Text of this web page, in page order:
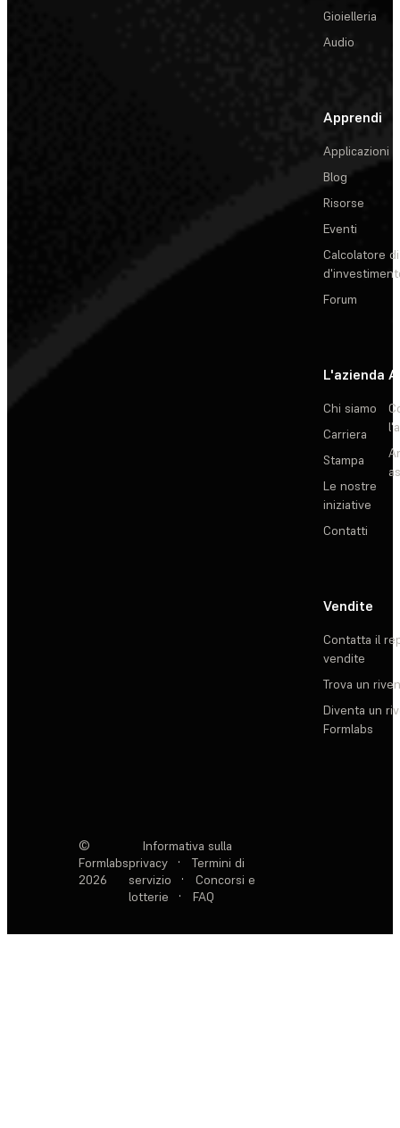
Gioielleria
Audio
Apprendi
Applicazioni
Blog
Risorse
Eventi
Calcolatore
Forum
L'azienda
Chi siamo
Carriera
Stampa
Le nostre
iniziative
Contatti
Vendite
Contatta il
vendite
Trova un
Diventa un
Formlabs
©
Formlabs
2026
Informativa sulla
privacy
·
Termini di
servizio
·
Concorsi e
lotterie
· FAQ